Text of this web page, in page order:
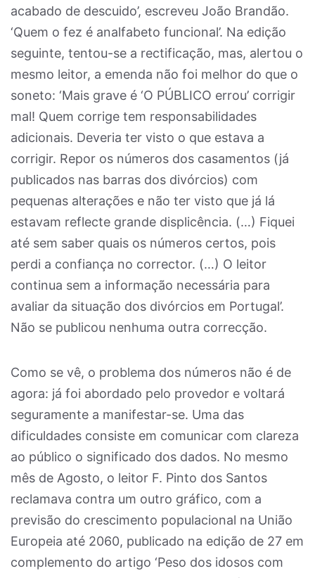
acabado de descuido’, escreveu João Brandão.
‘Quem o fez é analfabeto funcional’. Na edição
seguinte, tentou-se a rectificação, mas, alertou o
mesmo leitor, a emenda não foi melhor do que o
soneto: ‘Mais grave é ‘O PÚBLICO errou’ corrigir
mal! Quem corrige tem responsabilidades
adicionais. Deveria ter visto o que estava a
corrigir. Repor os números dos casamentos (já
publicados nas barras dos divórcios) com
pequenas alterações e não ter visto que já lá
estavam reflecte grande displicência. (…) Fiquei
até sem saber quais os números certos, pois
perdi a confiança no corrector. (…) O leitor
continua sem a informação necessária para
avaliar da situação dos divórcios em Portugal’.
Não se publicou nenhuma outra correcção.
Como se vê, o problema dos números não é de
agora: já foi abordado pelo provedor e voltará
seguramente a manifestar-se. Uma das
dificuldades consiste em comunicar com clareza
ao público o significado dos dados. No mesmo
mês de Agosto, o leitor F. Pinto dos Santos
reclamava contra um outro gráfico, com a
previsão do crescimento populacional na União
Europeia até 2060, publicado na edição de 27 em
complemento do artigo ‘Peso dos idosos com